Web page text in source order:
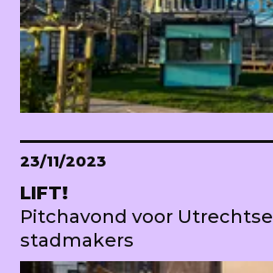
23/11/2023
LIFT!
Pitchavond voor Utrechtse
stadmakers